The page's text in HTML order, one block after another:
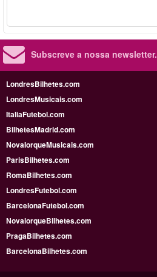
Subscreve a nossa newsletter.
LondresBilhetes.com
LondresMusicais.com
ItaliaFutebol.com
BilhetesMadrid.com
NovaIorqueMusicais.com
ParisBilhetes.com
RomaBilhetes.com
LondresFutebol.com
BarcelonaFutebol.com
NovaiorqueBilhetes.com
PragaBilhetes.com
BarcelonaBilhetes.com